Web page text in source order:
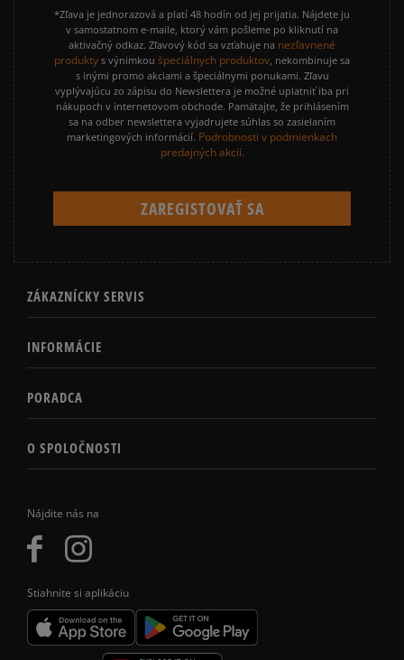
Nájdite nás na
Stiahnite si aplikáciu
*Zľava je jednorazová a platí 48 hodín od jej prijatia. Nájdete ju
v samostatnom e-maile, ktorý vám pošleme po kliknutí na
aktivačný odkaz. Zľavový kód sa vzťahuje na nezľavnené
produkty s výnimkou špeciálnych produktov , nekombinuje sa
s inými promo akciami a špeciálnymi ponukami. Zľavu
vyplývajúcu zo zápisu do Newslettera je možné uplatniť iba pri
nákupoch v internetovom obchode. Pamätajte, že prihlásením
sa na odber newslettera vyjadrujete súhlas so zasielaním
marketingových informácií. Podrobnosti v podmienkach
predajných akcií.
ZÁKAZNÍCKY SERVIS
INFORMÁCIE
PORADCA
O SPOLOČNOSTI